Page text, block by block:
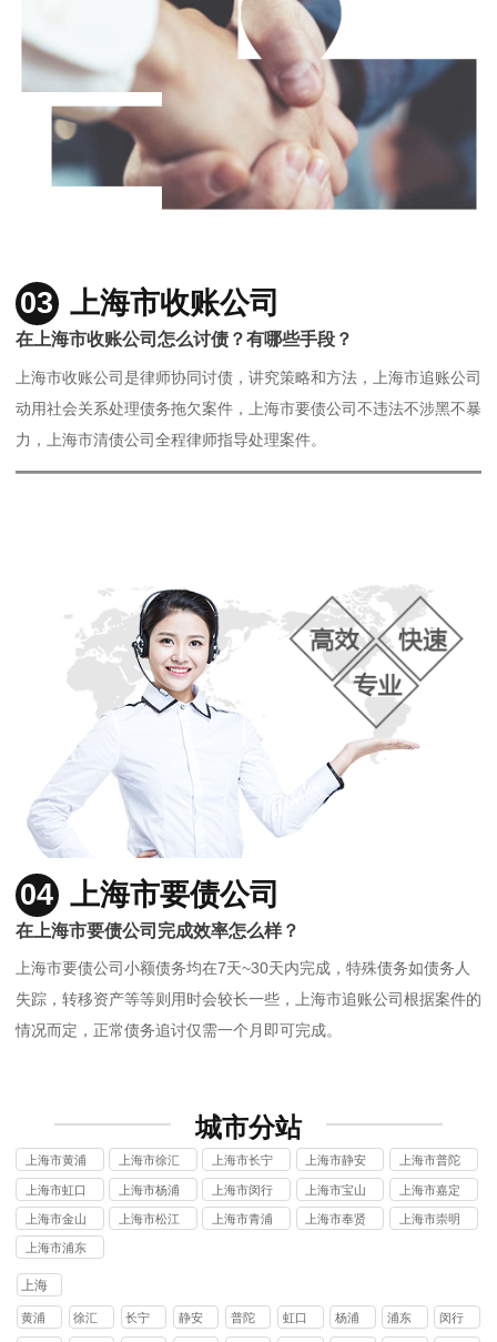
03 上海市收账公司
在上海市收账公司怎么讨债？有哪些手段？
上海市收账公司是律师协同讨债，讲究策略和方法，上海市追账公司
动用社会关系处理债务拖欠案件，上海市要债公司不违法不涉黑不暴
力，上海市清债公司全程律师指导处理案件。
04 上海市要债公司
在上海市要债公司完成效率怎么样？
上海市要债公司小额债务均在7天~30天内完成，特殊债务如债务人
失踪，转移资产等等则用时会较长一些，上海市追账公司根据案件的
情况而定，正常债务追讨仅需一个月即可完成。
城市分站
上海市黄浦
区讨债公司
上海市徐汇
区讨债公司
上海市长宁
区讨债公司
上海市静安
区讨债公司
上海市普陀
区讨债公司
上海市虹口
区讨债公司
上海市杨浦
区讨债公司
上海市闵行
区讨债公司
上海市宝山
区讨债公司
上海市嘉定
区讨债公司
上海市金山
区讨债公司
上海市松江
上海市青浦
上海市奉贤
上海市崇明
上海市浦东
新区讨债公
司
上海
黄浦 徐汇 长宁 静安 普陀 虹口 杨浦 浦东 闵行